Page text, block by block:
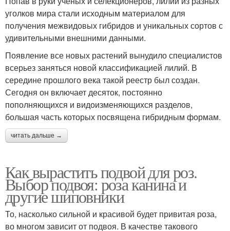
уголков мира стали исходным материалом для
получения межвидовых гибридов и уникальных сортов с
удивительными внешними данными.
Появление все новых растений вынудило специалистов
всерьез заняться новой классификацией лилий. В
середине прошлого века такой реестр был создан.
Сегодня он включает десяток, постоянно
пополняющихся и видоизменяющихся разделов,
большая часть которых посвящена гибридным формам.
читать дальше →
Как вырастить подвой для роз.
Выбор подвоя: роза канина и
другие шиповники
То, насколько сильной и красивой будет привитая роза,
во многом зависит от подвоя. В качестве такового